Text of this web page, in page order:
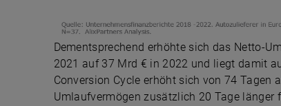
Dementsprechend erhöhte sich das Netto-
2021 auf 37 Mrd € in 2022 und liegt damit
Conversion Cycle erhöht sich von 74 Tagen
Umlaufvermögen zusätzlich 20 Tage